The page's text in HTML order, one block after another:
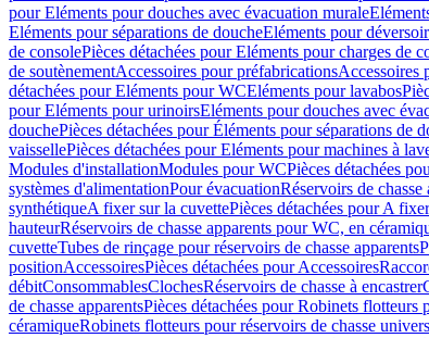
pour Eléments pour douches avec évacuation murale
Eléments pour séparations de doucheEléments pour
de consolePièces détachées pour Eléments pour charges de
de soutènementAccessoires pour préfabricationsAccessoires
détachées pour Eléments pour WCEléments pour lavabos
pour Eléments pour urinoirsEléments pour douches avec
douchePièces détachées pour Éléments pour séparations de
vaissellePièces détachées pour Eléments pour machines à
Modules d'installationModules pour WCPièces détachées
systèmes d'alimentationPour évacuationRéservoirs de chasse
synthétiqueA fixer sur la cuvettePièces détachées pour A
hauteurRéservoirs de chasse apparents pour WC, en
cuvetteTubes de rinçage pour réservoirs de chasse apparents
positionAccessoiresPièces détachées pour Accessoires
débitConsommablesClochesRéservoirs de chasse à encastrer
de chasse apparentsPièces détachées pour Robinets flotteurs
céramiqueRobinets flotteurs pour réservoirs de chasse